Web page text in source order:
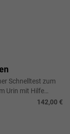
Schnelltest zum
Urin mit Hilfe
142,00 €